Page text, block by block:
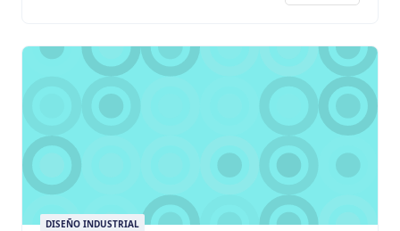
DISEÑO INDUSTRIAL